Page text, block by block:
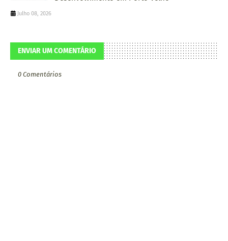
Julho 08, 2026
ENVIAR UM COMENTÁRIO
0 Comentários